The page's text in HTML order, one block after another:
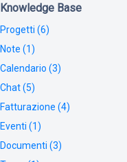
Knowledge Base
Progetti (6)
Note (1)
Calendario (3)
Chat (5)
Fatturazione (4)
Eventi (1)
Documenti (3)